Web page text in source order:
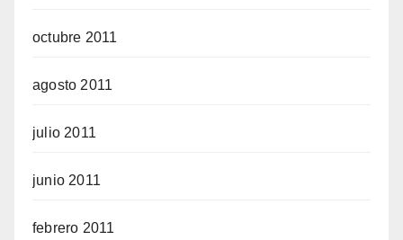
octubre 2011
agosto 2011
julio 2011
junio 2011
febrero 2011